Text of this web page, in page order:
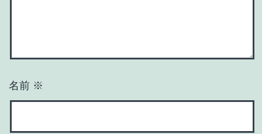
名前 ※